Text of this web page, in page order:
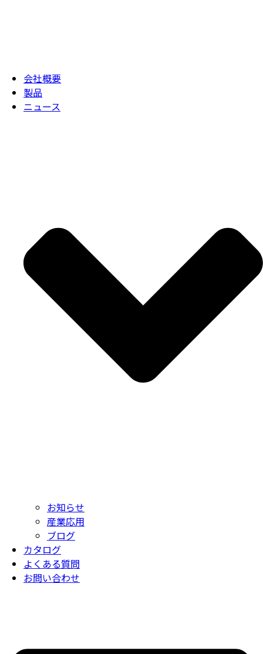
会社概要
製品
ニュース
お知らせ
産業応用
ブログ
カタログ
よくある質問
お問い合わせ